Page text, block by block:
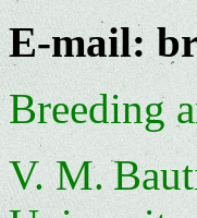
E‑mail:
Breeding
V. M.